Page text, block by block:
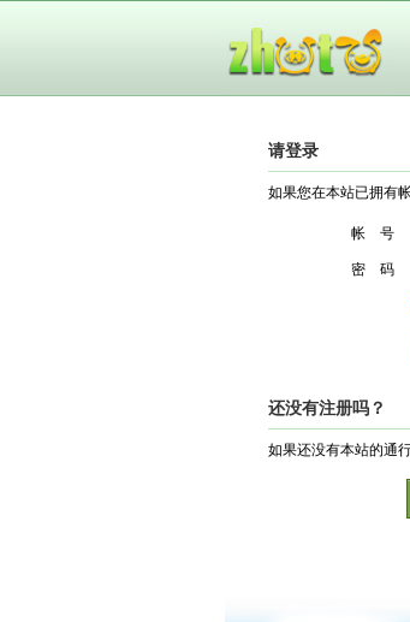
请登录
如果您在本站已拥有
帐 号
密 码
还没有注册吗？
如果还没有本站的通